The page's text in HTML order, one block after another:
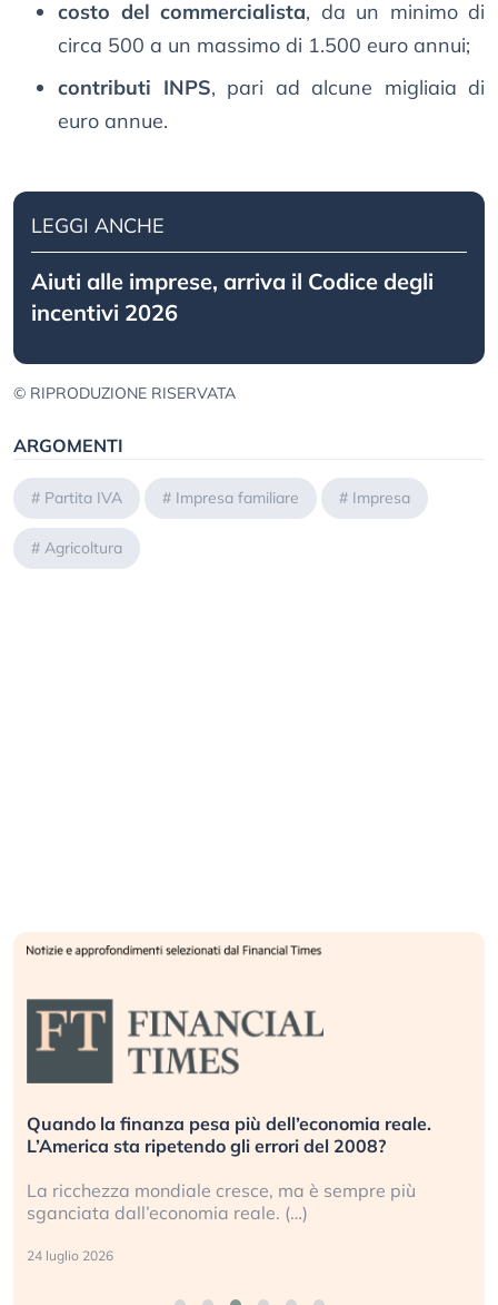
costo del commercialista, da un minimo di
circa 500 a un massimo di 1.500 euro annui;
contributi INPS, pari ad alcune migliaia di
euro annue.
LEGGI ANCHE
Aiuti alle imprese, arriva il Codice degli
incentivi 2026
© RIPRODUZIONE RISERVATA
ARGOMENTI
# Partita IVA # Impresa familiare # Impresa
# Agricoltura
Russia e Cina pronti a spegnere Starlink. Gli
investitori stanno sottovalutando il rischio?
Gli investitori tech continuano a ignorare il rischio
geopolitico: il (…)
17 luglio 2026